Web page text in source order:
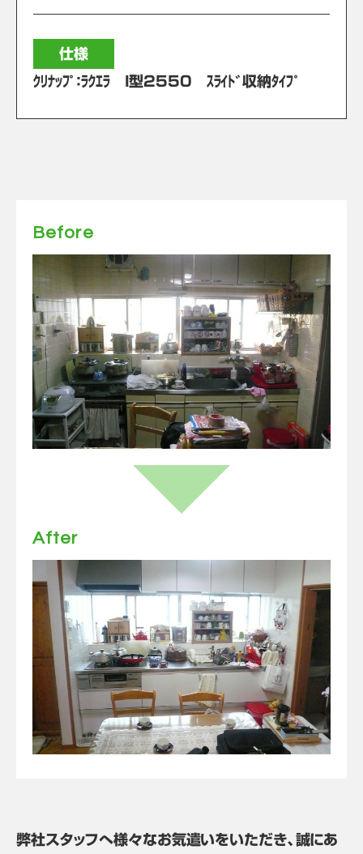
仕様
ｸﾘﾅｯﾌﾟ：ﾗｸｴﾗ I型2550 ｽﾗｲﾄﾞ収納ﾀｲﾌﾟ
Before
After
弊社スタッフへ様々なお気遣いをいただき、誠にあ